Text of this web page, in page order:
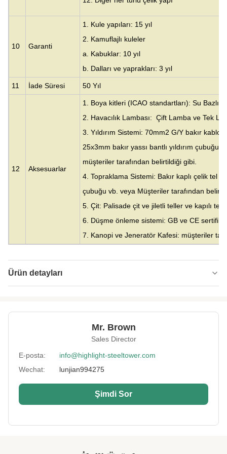
10 Garanti
1. Kule yapıları: 15 yıl
2. Kamuflajlı kuleler
a. Kabuklar: 10 yıl
b. Dalları ve yaprakları: 3 yıl
11 İade Süresi 50 Yıl
12 Aksesuarlar
1. Boya kitleri (ICAO standartları): Su Bazlı
2. Havacılık Lambası: Çift Lamba ve Tek
3. Yıldırım Sistemi: 70mm2 G/Y bakır
25x3mm bakır yassı bantlı yıldırım çubuğu
müşteriler tarafından belirtildiği gibi.
4. Topraklama Sistemi: Bakır kaplı çelik tel
çubuğu vb. veya Müşteriler tarafından
5. Çit: Palisade çit ve jiletli teller ve kapılı tel
6. Düşme önleme sistemi: GB ve CE
7. Kanopi ve Jeneratör Kafesi: müşteriler
Ürün detayları
Height: 0-300m
tek kutuplu
Certification: SGS, CE, ISO
Warranty: 15 Yıl
Surface
Protection:
Mr. Brown
Sales Director
E-posta:
info@highlight-steeltower.com
Wechat:
lunjian994275
Şimdi Sor